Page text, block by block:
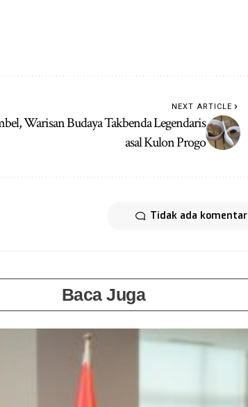
NEXT ARTICLE
Warisan Budaya Takbenda Legendaris
asal Kulon Progo
Tidak ada komentar
Baca Juga